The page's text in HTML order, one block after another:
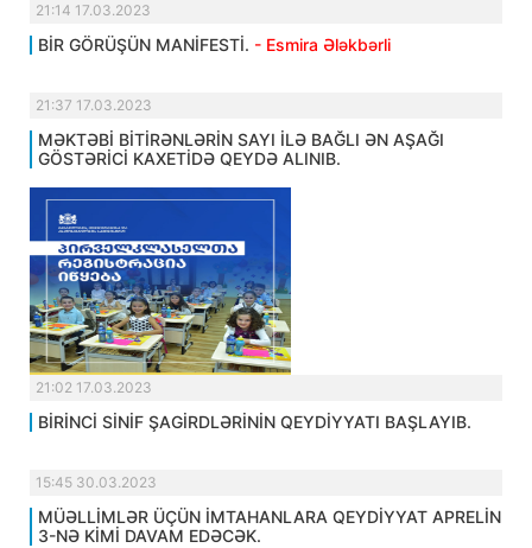
21:14 17.03.2023
BİR GÖRÜŞÜN MANİFESTİ. - Esmira Ələkbərli
21:37 17.03.2023
MƏKTƏBİ BİTİRƏNLƏRİN SAYI İLƏ BAĞLI ƏN AŞAĞI
GÖSTƏRİCİ KAXETİDƏ QEYDƏ ALINIB.
21:02 17.03.2023
BİRİNCİ SİNİF ŞAGİRDLƏRİNİN QEYDİYYATI BAŞLAYIB.
15:45 30.03.2023
MÜƏLLİMLƏR ÜÇÜN İMTAHANLARA QEYDİYYAT APRELİN
3-NƏ KİMİ DAVAM EDƏCƏK.